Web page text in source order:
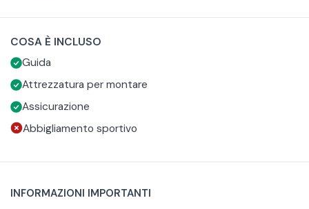
e l'assicurazione è compresa nel prezzo.
Inoltre, per partecipare è sono richiesti pantaloni lunghi e
scarpe chiuse.
L'età minima per partecipare è 4 anni.
COSA È INCLUSO
Guida
Attrezzatura per montare
Assicurazione
Abbigliamento sportivo
INFORMAZIONI IMPORTANTI